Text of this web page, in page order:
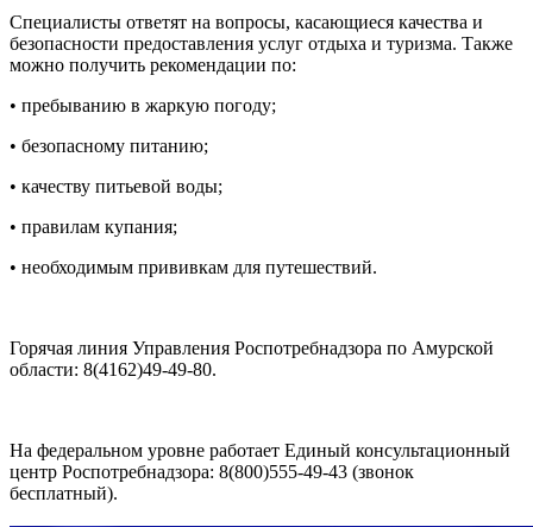
Специалисты ответят на вопросы, касающиеся качества и
безопасности предоставления услуг отдыха и туризма. Также
можно получить рекомендации по:
• пребыванию в жаркую погоду;
• безопасному питанию;
• качеству питьевой воды;
• правилам купания;
• необходимым прививкам для путешествий.
Горячая линия Управления Роспотребнадзора по Амурской
области: 8(4162)49-49-80.
На федеральном уровне работает Единый консультационный
центр Роспотребнадзора: 8(800)555-49-43 (звонок
бесплатный).